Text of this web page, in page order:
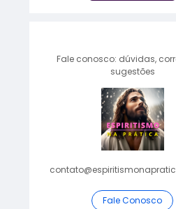
Fale conosco: dúvidas,
sugestões
Fale Conosco